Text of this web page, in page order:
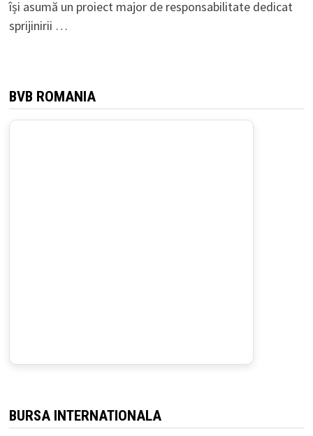
își asumă un proiect major de responsabilitate dedicat
sprijinirii …
BVB ROMANIA
BURSA INTERNATIONALA